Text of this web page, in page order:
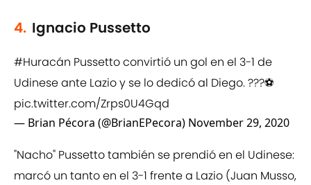
4. Ignacio Pussetto
#Huracán Pussetto convirtió un gol en el 3-1 de
Udinese ante Lazio y se lo dedicó al Diego. ???⚽️
pic.twitter.com/Zrps0U4Gqd
— Brian Pécora (@BrianEPecora) November 29, 2020
"Nacho" Pussetto también se prendió en el Udinese:
marcó un tanto en el 3-1 frente a Lazio (Juan Musso,